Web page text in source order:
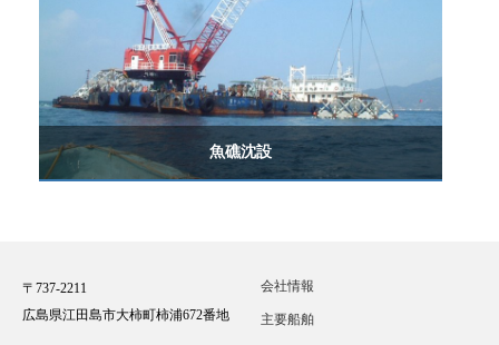
魚礁沈設
〒737-2211
広島県江田島市大柿町柿浦672番地
会社情報
主要船舶